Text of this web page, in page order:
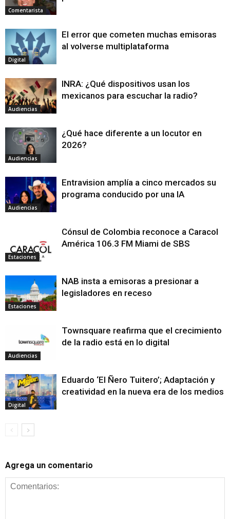
Comentarista
Digital
El error que cometen muchas emisoras
al volverse multiplataforma
Audiencias
INRA: ¿Qué dispositivos usan los
mexicanos para escuchar la radio?
Audiencias
¿Qué hace diferente a un locutor en
2026?
Audiencias
Entravision amplía a cinco mercados su
programa conducido por una IA
Estaciones
Cónsul de Colombia reconoce a Caracol
América 106.3 FM Miami de SBS
Estaciones
NAB insta a emisoras a presionar a
legisladores en receso
Audiencias
Townsquare reafirma que el crecimiento
de la radio está en lo digital
Digital
Eduardo ‘El Ñero Tuitero’; Adaptación y
creatividad en la nueva era de los medios
Agrega un comentario